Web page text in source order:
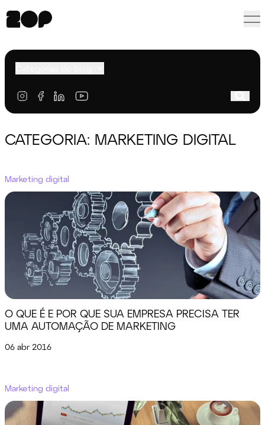
CATEGORIA: MARKETING DIGITAL
Marketing digital
O QUE É E POR QUE SUA EMPRESA PRECISA TER
UMA AUTOMAÇÃO DE MARKETING
06 abr 2016
Marketing digital